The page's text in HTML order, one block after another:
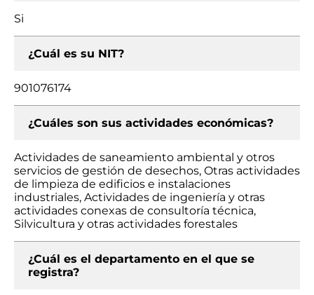
Si
¿Cuál es su NIT?
901076174
¿Cuáles son sus actividades económicas?
Actividades de saneamiento ambiental y otros
servicios de gestión de desechos, Otras actividades
de limpieza de edificios e instalaciones
industriales, Actividades de ingeniería y otras
actividades conexas de consultoría técnica,
Silvicultura y otras actividades forestales
¿Cuál es el departamento en el que se
registra?